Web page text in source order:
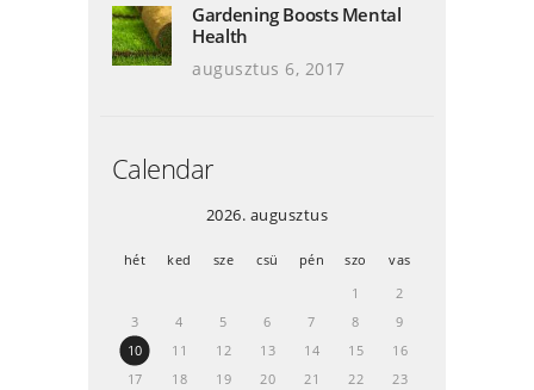
Gardening Boosts Mental
Health
augusztus 6, 2017
Calendar
2026. augusztus
hét ked sze csü pén szo
vas
1
2
3
4 5 6 7 8
9
10
11 12 13 14 15
16
17
18 19 20 21 22
23